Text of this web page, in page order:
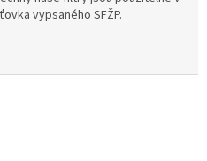
vypsaného SFŽP.